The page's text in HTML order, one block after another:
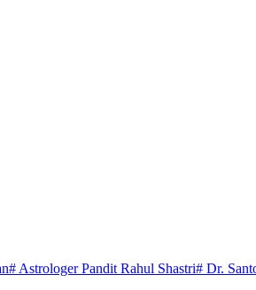
# Astrologer Pandit Rahul Shastri# Dr.